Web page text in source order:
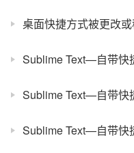
桌面快捷方式被更改
Sublime Text—自带快
Sublime Text—自带快
Sublime Text—自带快